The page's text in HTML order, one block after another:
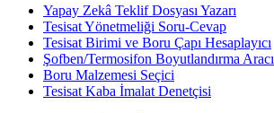
Yapay Zekâ Teklif Dosyası Yazarı
Tesisat Yönetmeliği Soru-Cevap
Tesisat Birimi ve Boru Çapı Hesaplayıcı
Şofben/Termosifon Boyutlandırma Aracı
Boru Malzemesi Seçici
Tesisat Kaba İmalat Denetçisi